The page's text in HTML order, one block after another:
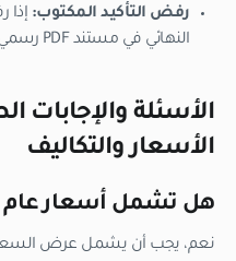
رفض التأكيد المكتوب: إذا
النهائي في مستند PDF رسمي ومختوم.
الأسئلة والإجابات
الأسعار والتكاليف
هل تشمل أسعار عام 2026 تكلفة
نعم، يجب أن يشمل عرض السعر